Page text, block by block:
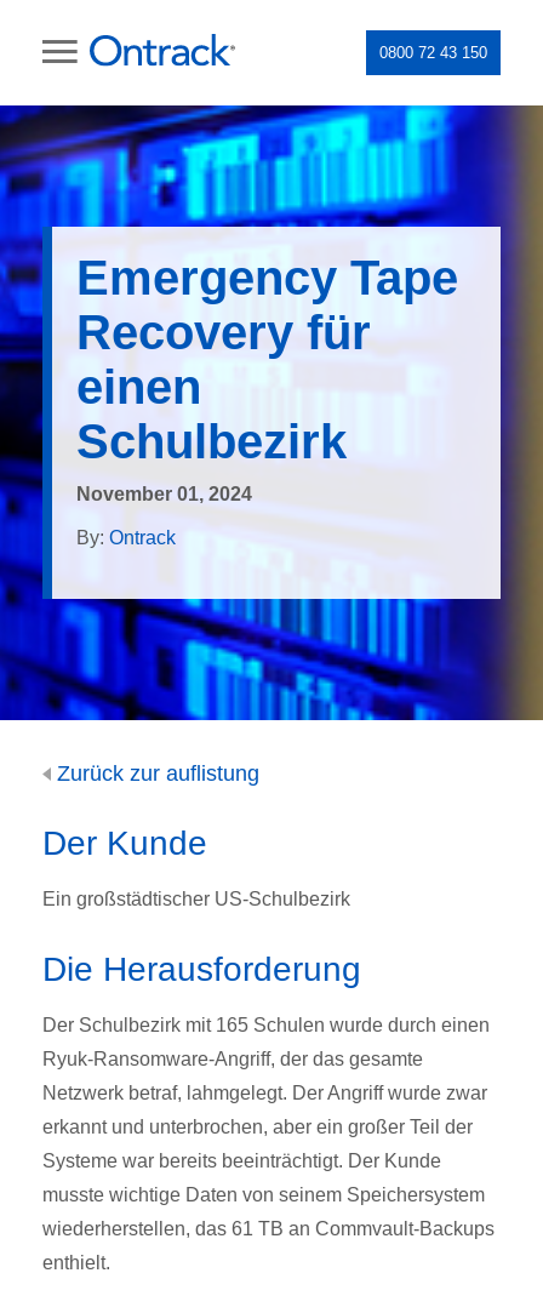
0800 72 43 150
Emergency Tape
Recovery für
einen
Schulbezirk
November 01, 2024
By: Ontrack
Zurück zur auflistung
Der Kunde
Ein großstädtischer US-Schulbezirk
Die Herausforderung
Der Schulbezirk mit 165 Schulen wurde durch einen
Ryuk-Ransomware-Angriff, der das gesamte
Netzwerk betraf, lahmgelegt. Der Angriff wurde zwar
erkannt und unterbrochen, aber ein großer Teil der
Systeme war bereits beeinträchtigt. Der Kunde
musste wichtige Daten von seinem Speichersystem
wiederherstellen, das 61 TB an Commvault-Backups
enthielt.